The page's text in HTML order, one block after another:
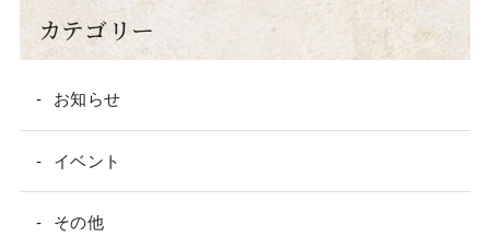
カテゴリー
お知らせ
イベント
その他